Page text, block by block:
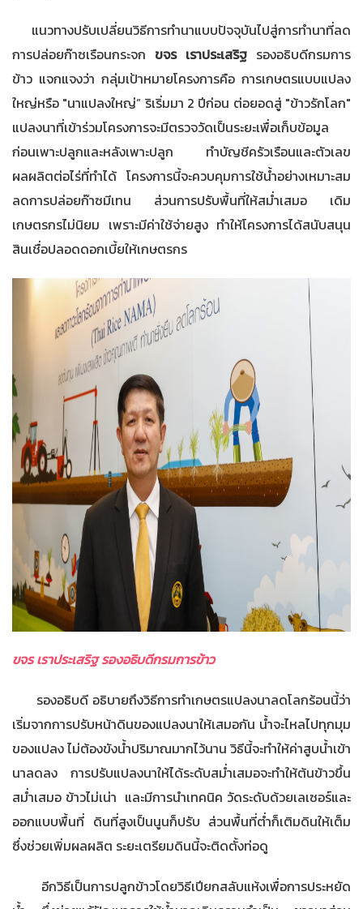
แนวทางปรับเปลี่ยนวิธีการทำนาแบบปัจจุบันไปสู่การทำนาที่ลด
การปล่อยก๊าซเรือนกระจก ขจร เราประเสริฐ รองอธิบดีกรมการ
ข้าว แจกแจงว่า กลุ่มเป้าหมายโครงการคือ การเกษตรแบบแปลง
ใหญ่หรือ "นาแปลงใหญ่” ริเริ่มมา 2 ปีก่อน ต่อยอดสู่ "ข้าวรักโลก"
แปลงนาที่เข้าร่วมโครงการจะมีตรวจวัดเป็นระยะเพื่อเก็บข้อมูล
ก่อนเพาะปลูกและหลังเพาะปลูก ทำบัญชีครัวเรือนและตัวเลข
ผลผลิตต่อไร่ที่ทำได้ โครงการนี้จะควบคุมการใช้น้ำอย่างเหมาะสม
ลดการปล่อยก๊าซมีเทน ส่วนการปรับพื้นที่ให้สม่ำเสมอ เดิม
เกษตรกรไม่นิยม เพราะมีค่าใช้จ่ายสูง ทำให้โครงการได้สนับสนุน
สินเชื่อปลอดดอกเบี้ยให้เกษตรกร
ขจร เราประเสริฐ รองอธิบดีกรมการข้าว
รองอธิบดี อธิบายถึงวิธีการทำเกษตรแปลงนาลดโลกร้อนนี้ว่า
เริ่มจากการปรับหน้าดินของแปลงนาให้เสมอกัน น้ำจะไหลไปทุกมุม
ของแปลง ไม่ต้องขังน้ำปริมาณมากไว้นาน วิธีนี้จะทำให้ค่าสูบน้ำเข้า
นาลดลง การปรับแปลงนาให้ได้ระดับสม่ำเสมอจะทำให้ต้นข้าวขึ้น
สม่ำเสมอ ข้าวไม่เน่า และมีการนำเทคนิค วัดระดับด้วยเลเซอร์และ
ออกแบบพื้นที่ ดินที่สูงเป็นนูนก็ปรับ ส่วนพื้นที่ต่ำก็เติมดินให้เต็ม
ซึ่งช่วยเพิ่มผลผลิต ระยะเตรียมดินนี้จะติดตั้งท่อดู
อีกวิธีเป็นการปลูกข้าวโดยวิธีเปียกสลับแห้งเพื่อการประหยัด